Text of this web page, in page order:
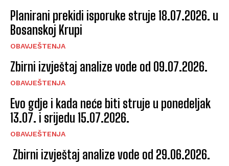
Planirani prekidi isporuke struje 18.07.2026. u
Bosanskoj Krupi
OBAVJEŠTENJA
Zbirni izvještaj analize vode od 09.07.2026.
OBAVJEŠTENJA
Evo gdje i kada neće biti struje u ponedeljak
13.07. i srijedu 15.07.2026.
OBAVJEŠTENJA
Zbirni izvještaj analize vode od 29.06.2026.